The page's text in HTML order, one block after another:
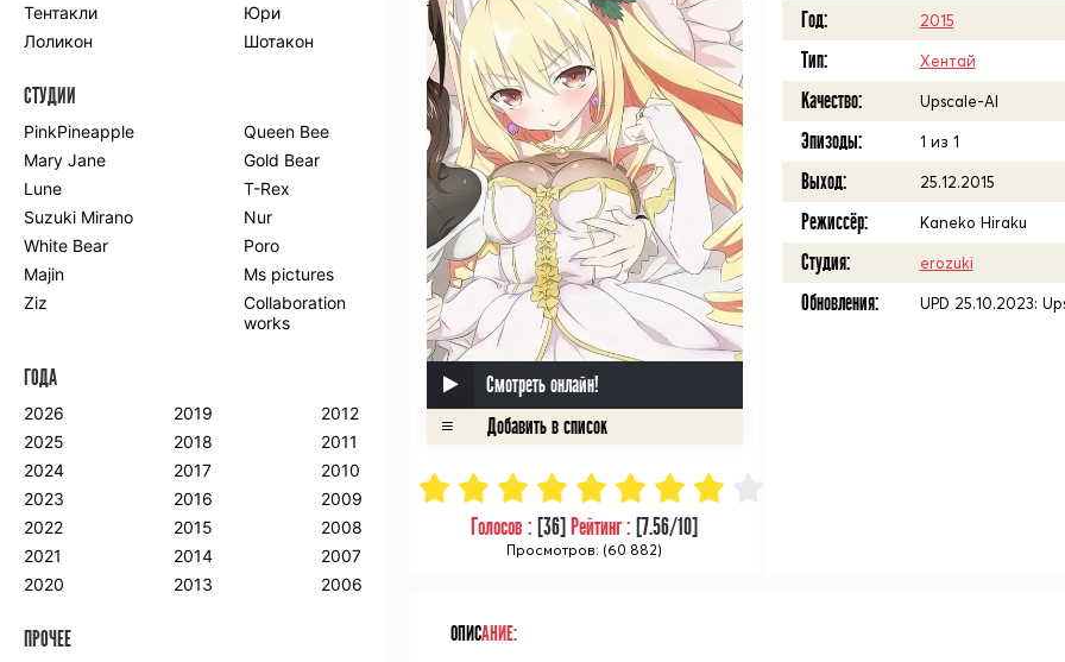
Смотреть онлайн!
Голосов :[36]Рейтинг :[7.56/10]
Просмотров: (60 882)
Год: 2015
Тип: Хентай
Качество: Upscale-AI
Эпизоды: 1 из 1
Выход: 25.12.2015
Режиссёр: Kaneko Hiraku
Студия: erozuki
Обновления: UPD 25.10.2023:
ОПИСАНИЕ:
Этти
Боевые
искусства
Гарем
Драма
Игры
Исторический
Магия
Фантастика
Фэнтези
Мистика
Попаданцы в
другой мир
Хентай
ПО ГОДУ
2023
2022
2021
2020
2019
2018
2017
2016
2013
2012
2011
2010
2009
2008
2005
2004
2003
2002
2001
2000
ПРОЧЕЕ
Тентакли
Юри
Лоликон
Шотакон
СТУДИИ
PinkPineapple
Queen Bee
Mary Jane
Gold Bear
Lune
T-Rex
Suzuki Mirano
Nur
White Bear
Poro
Majin
Ms pictures
Ziz
Collaboration
works
ГОДА
2026
2025
2024
2023
2022
2021
2020
2019
2018
2017
2016
2015
2014
2013
2012
2011
2010
2009
2008
2007
2006
ПРОЧЕЕ